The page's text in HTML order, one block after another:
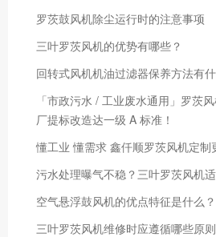
罗茨鼓风机除尘运行时的注意事项
三叶罗茨风机的优势有哪些？
回转式风机机油过滤器保养方法有
「市政污水 / 工业废水通用」罗茨
厂提标改造达一级 A 标准！
懂工业 懂需求 鑫仟顺罗茨风机定制
污水处理曝气不稳？三叶罗茨风机
空气悬浮鼓风机的优点特征是什么？
三叶罗茨风机维修时应遵循哪些原则